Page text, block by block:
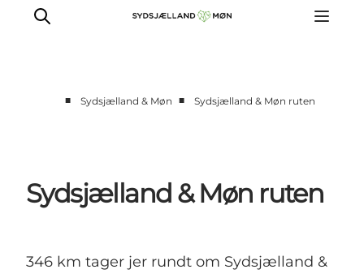
Events
Spis
Planlæg din tur
■ Sydsjælland & Møn ■ Sydsjælland & Møn ruten
Sydsjælland & Møn ruten
346 km tager jer rundt om Sydsjælland &